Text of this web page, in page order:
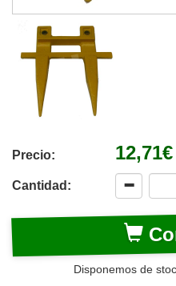
Precio: 12,71€
Cantidad:
Disponemos de